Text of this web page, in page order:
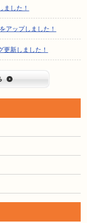
ました！
アップしました！
更新しました！